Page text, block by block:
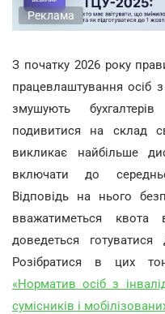
Реклама
З початку 2026 року
працевлаштування осіб
змушують
подивитися на склад
викликає найбільше
включати до
Відповідь на нього
вважатиметься квота
доведеться
Розібратися в цих
«Норматив осіб з
сумісників і